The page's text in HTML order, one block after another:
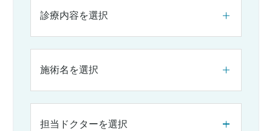
診療内容を選択
施術名を選択
担当ドクターを選択